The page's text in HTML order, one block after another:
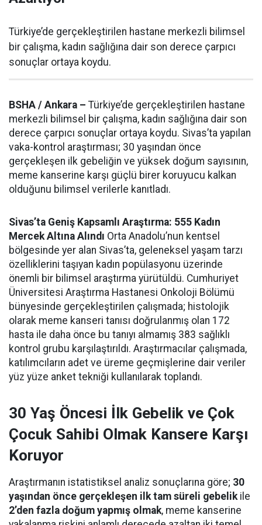
Türkiye’de gerçekleştirilen hastane merkezli bilimsel
bir çalışma, kadın sağlığına dair son derece çarpıcı
sonuçlar ortaya koydu.
BSHA / Ankara – Türkiye’de gerçekleştirilen hastane
merkezli bilimsel bir çalışma, kadın sağlığına dair son
derece çarpıcı sonuçlar ortaya koydu. Sivas’ta yapılan
vaka-kontrol araştırması; 30 yaşından önce
gerçekleşen ilk gebeliğin ve yüksek doğum sayısının,
meme kanserine karşı güçlü birer koruyucu kalkan
olduğunu bilimsel verilerle kanıtladı.
Sivas’ta Geniş Kapsamlı Araştırma: 555 Kadın
Mercek Altına Alındı Orta Anadolu’nun kentsel
bölgesinde yer alan Sivas’ta, geleneksel yaşam tarzı
özelliklerini taşıyan kadın popülasyonu üzerinde
önemli bir bilimsel araştırma yürütüldü. Cumhuriyet
Üniversitesi Araştırma Hastanesi Onkoloji Bölümü
bünyesinde gerçekleştirilen çalışmada; histolojik
olarak meme kanseri tanısı doğrulanmış olan 172
hasta ile daha önce bu tanıyı almamış 383 sağlıklı
kontrol grubu karşılaştırıldı. Araştırmacılar çalışmada,
katılımcıların adet ve üreme geçmişlerine dair veriler
yüz yüze anket tekniği kullanılarak toplandı.
30 Yaş Öncesi İlk Gebelik ve Çok
Çocuk Sahibi Olmak Kansere Karşı
Koruyor
Araştırmanın istatistiksel analiz sonuçlarına göre; 30
yaşından önce gerçekleşen ilk tam süreli gebelik ile
2’den fazla doğum yapmış olmak, meme kanserine